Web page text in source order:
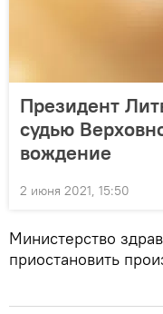
Президент
судью
вождение
2 июня 2021, 15:50
Министерство
приостановить